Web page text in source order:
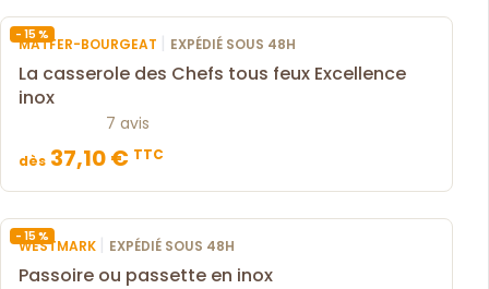
- 15 %
MATFER-BOURGEAT | EXPÉDIÉ SOUS 48H
La casserole des Chefs tous feux Excellence
inox
7 avis
dès 37,10 € TTC
- 15 %
WESTMARK | EXPÉDIÉ SOUS 48H
Passoire ou passette en inox